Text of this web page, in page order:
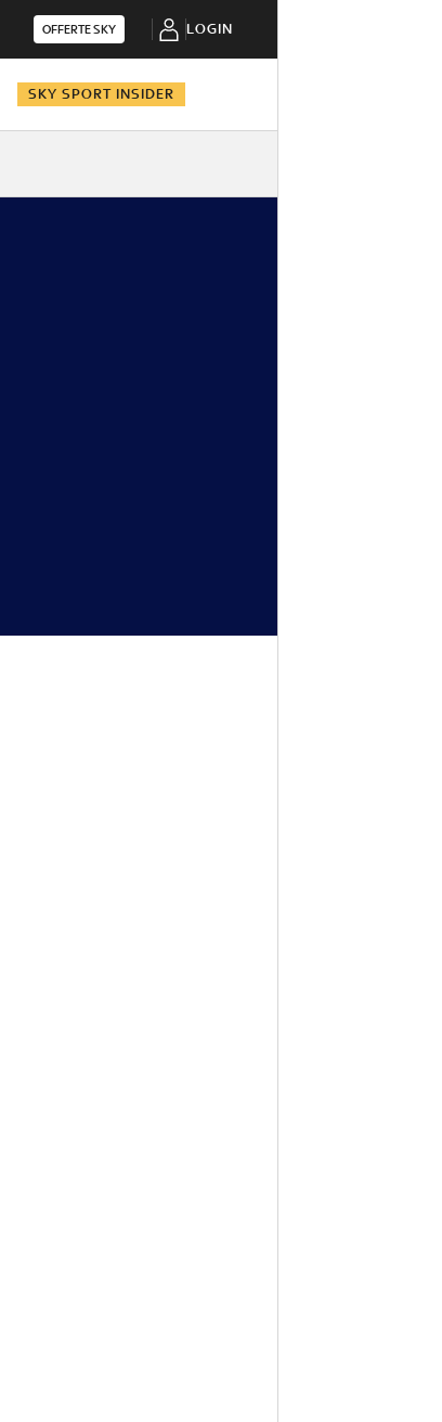
OFFERTE SKY LOGIN
SKY SPORT INSIDER